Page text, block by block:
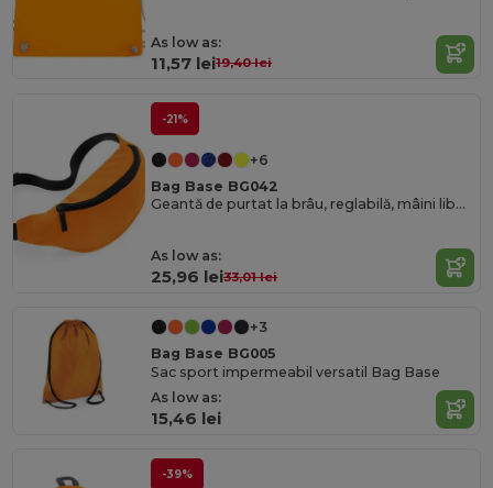
As low as:
11,57 lei19,40 lei
-21%
+6
Bag Base BG042
Geantă de purtat la brâu, reglabilă, mâini libere
As low as:
25,96 lei33,01 lei
+3
Bag Base BG005
Sac sport impermeabil versatil Bag Base
As low as:
15,46 lei
-39%